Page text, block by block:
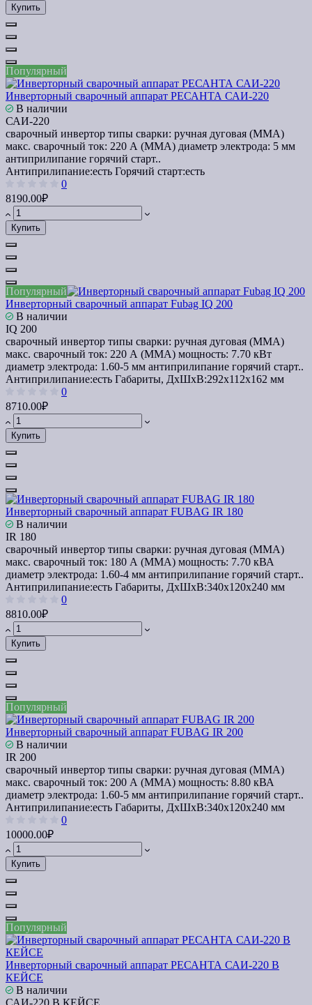
Купить
Популярный
Инверторный сварочный аппарат РЕСАНТА САИ-220
В наличии
САИ-220
сварочный инвертор типы сварки: ручная дуговая (MMA)
макс. сварочный ток: 220 А (MMA) диаметр электрода: 5 мм
антиприлипание горячий старт..
Антиприлипание:есть Горячий старт:есть
0
8190.00₽
Купить
Популярный
Инверторный сварочный аппарат Fubag IQ 200
В наличии
IQ 200
сварочный инвертор типы сварки: ручная дуговая (MMA)
макс. сварочный ток: 220 А (MMA) мощность: 7.70 кВт
диаметр электрода: 1.60-5 мм антиприлипание горячий старт..
Антиприлипание:есть Габариты, ДхШхВ:292х112х162 мм
0
8710.00₽
Купить
Инверторный сварочный аппарат FUBAG IR 180
В наличии
IR 180
сварочный инвертор типы сварки: ручная дуговая (MMA)
макс. сварочный ток: 180 А (MMA) мощность: 7.70 кВА
диаметр электрода: 1.60-4 мм антиприлипание горячий старт..
Антиприлипание:есть Габариты, ДхШхВ:340х120х240 мм
0
8810.00₽
Купить
Популярный
Инверторный сварочный аппарат FUBAG IR 200
В наличии
IR 200
сварочный инвертор типы сварки: ручная дуговая (MMA)
макс. сварочный ток: 200 А (MMA) мощность: 8.80 кВА
диаметр электрода: 1.60-5 мм антиприлипание горячий старт..
Антиприлипание:есть Габариты, ДхШхВ:340х120х240 мм
0
10000.00₽
Купить
Популярный
Инверторный сварочный аппарат РЕСАНТА САИ-220 В
КЕЙСЕ
В наличии
САИ-220 В КЕЙСЕ